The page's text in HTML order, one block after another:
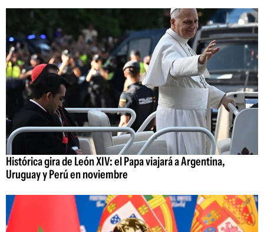
Histórica gira de León XIV: el Papa viajará a Argentina,
Uruguay y Perú en noviembre